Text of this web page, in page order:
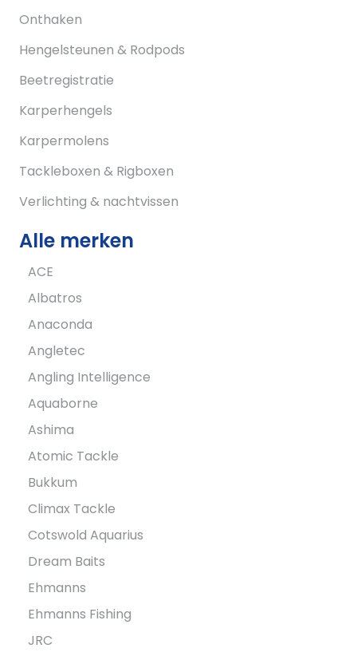
Onthaken
Hengelsteunen & Rodpods
Beetregistratie
Karperhengels
Karpermolens
Tackleboxen & Rigboxen
Verlichting & nachtvissen
Alle merken
ACE
Albatros
Anaconda
Angletec
Angling Intelligence
Aquaborne
Ashima
Atomic Tackle
Bukkum
Climax Tackle
Cotswold Aquarius
Dream Baits
Ehmanns
Ehmanns Fishing
JRC